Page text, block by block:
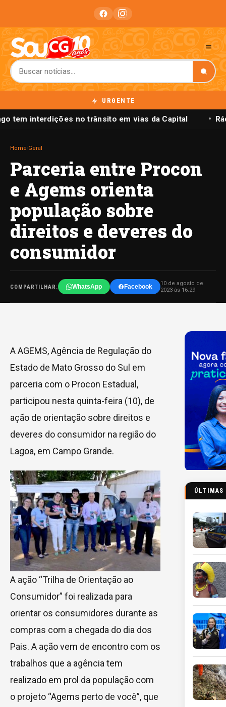
URGENTE
tem interdições no trânsito em vias da Capital
Home Geral
Parceria entre Procon
e Agems orienta
população sobre
direitos e deveres do
consumidor
COMPARTILHAR: WhatsApp Facebook
10 de agosto de
2023 às 16:29
A AGEMS, Agência de Regulação do
Estado de Mato Grosso do Sul em
parceria com o Procon Estadual,
participou nesta quinta-feira (10), de
ação de orientação sobre direitos e
deveres do consumidor na região do
Lagoa, em Campo Grande.
A ação “Trilha de Orientação ao
Consumidor” foi realizada para
orientar os consumidores durante as
compras com a chegada do dia dos
Pais. A ação vem de encontro com os
trabalhos que a agência tem
realizado em prol da população com
o projeto “Agems perto de você”, que